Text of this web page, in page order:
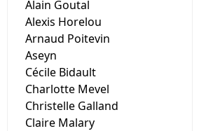
Alain Goutal
Alexis Horelou
Arnaud Poitevin
Aseyn
Cécile Bidault
Charlotte Mevel
Christelle Galland
Claire Malary